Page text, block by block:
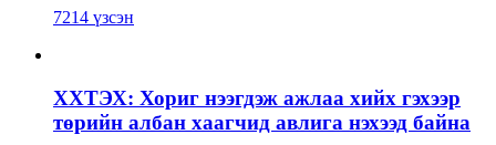
7214 үзсэн
ХХТЭХ: Хориг нээгдэж ажлаа хийх гэхээр
төрийн албан хаагчид авлига нэхээд байна